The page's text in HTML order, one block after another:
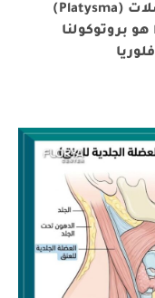
جراحياً دقيقاً يعيد بناء طبقة العضلات (Platysma)
بروتوكولنا